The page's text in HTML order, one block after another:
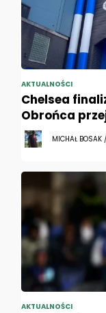
AKTUALNOŚCI
Chelsea
Obrońca
MICHAŁ
AKTUALNOŚCI